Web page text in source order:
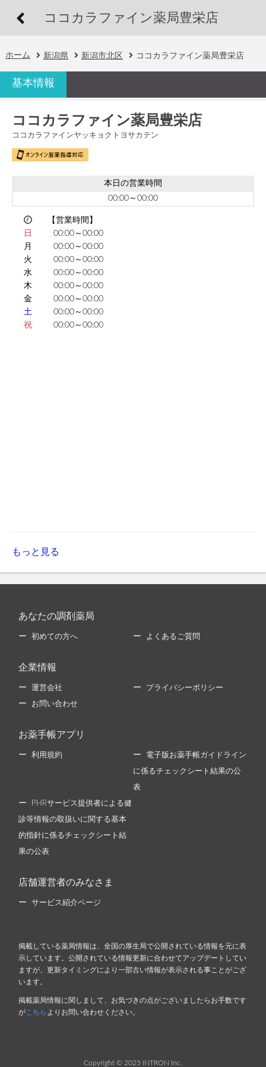
ココカラファイン薬局豊栄店
ホーム 新潟県 新潟市北区 ココカラファイン薬局豊栄店
基本情報
ココカラファイン薬局豊栄店
ココカラファインヤッキョクトヨサカテン
本日の営業時間
00:00～00:00
【営業時間】
日
00:00～00:00
月
00:00～00:00
火
00:00～00:00
水
00:00～00:00
木
00:00～00:00
金
00:00～00:00
土
00:00～00:00
祝
00:00～00:00
もっと見る
あなたの調剤薬局
初めての方へ よくあるご質問
企業情報
運営会社 プライバシーポリシー
お問い合わせ
お薬手帳アプリ
利用規約 電子版お薬手帳ガイドライン
に係るチェックシート結果の公
表
PHRサービス提供者による健
診等情報の取扱いに関する基本
的指針に係るチェックシート結
果の公表
店舗運営者のみなさま
サービス紹介ページ
掲載している薬局情報は、全国の厚生局で公開されている情報を元に表
示しています。公開されている情報更新に合わせてアップデートしてい
ますが、更新タイミングにより一部古い情報が表示される事ことがござ
います。
掲載薬局情報に関しまして、お気づきの点がございましたらお手数です
が こちら よりお問い合わせください。
Copyright © 2025 INTRON Inc.